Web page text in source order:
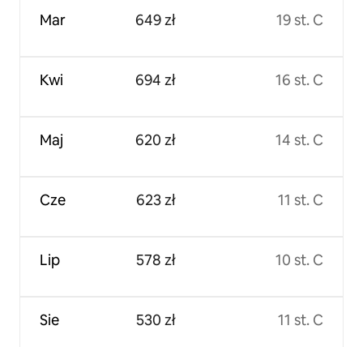
Mar
Kwi
Maj
Cze
Lip
Sie
649 zł
694 zł
620 zł
623 zł
578 zł
530 zł
19 st. C
16 st. C
14 st. C
11 st. C
10 st. C
11 st. C